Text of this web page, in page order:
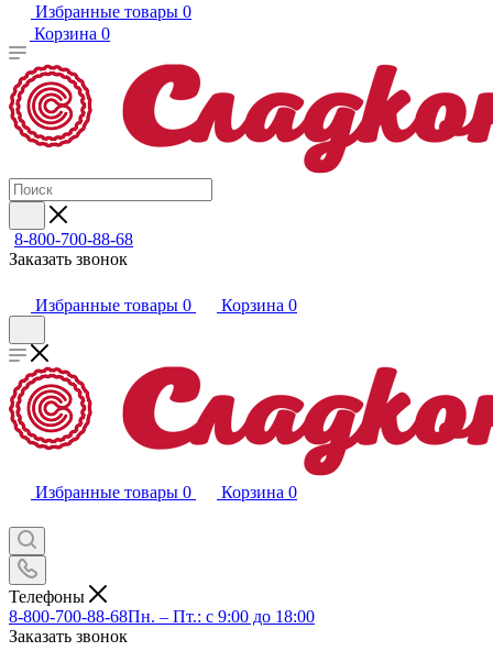
Избранные товары 0
Корзина 0
8-800-700-88-68
Заказать звонок
Избранные товары 0 Корзина 0
Избранные товары 0 Корзина 0
Телефоны
8-800-700-88-68Пн. – Пт.: с 9:00 до 18:00
Заказать звонок